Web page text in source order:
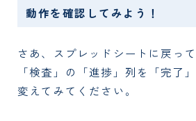
動作を確認してみよう！
さあ、スプレッドシートに戻っ
「検査」の「進捗」列を「完了
変えてみてください。